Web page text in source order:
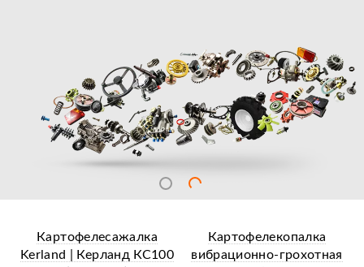
Картофелесажалка
Kerland | Керланд КС100
Картофелекопалка
вибрационно-грохотная